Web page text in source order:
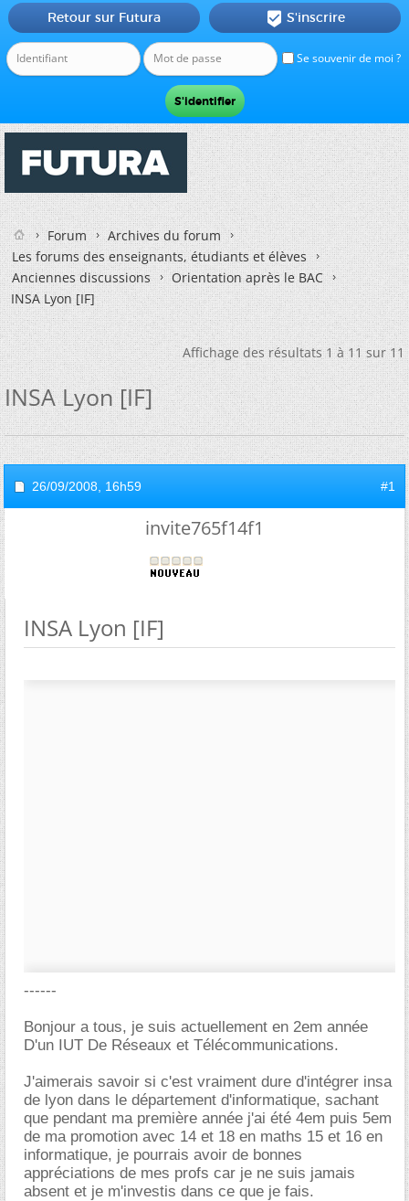
Se souvenir de moi ?
Retour sur Futura  S'inscrire
Forum
Archives du forum
Les forums des enseignants, étudiants et élèves
Anciennes discussions
Orientation après le BAC
INSA Lyon [IF]
Affichage des résultats 1 à 11 sur 11
INSA Lyon [IF]
26/09/2008, 16h59 #1
invite765f14f1
INSA Lyon [IF]
------
Bonjour a tous, je suis actuellement en 2em année
D'un IUT De Réseaux et Télécommunications.
J'aimerais savoir si c'est vraiment dure d'intégrer insa
de lyon dans le département d'informatique, sachant
que pendant ma première année j'ai été 4em puis 5em
de ma promotion avec 14 et 18 en maths 15 et 16 en
informatique, je pourrais avoir de bonnes
appréciations de mes profs car je ne suis jamais
absent et je m'investis dans ce que je fais.